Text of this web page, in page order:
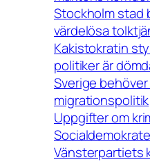
Stockholm stad
värdelösa
Kakistokratin
politiker är
Sverige
migrationspolitik
Uppgifter om
Vänsterpartiets